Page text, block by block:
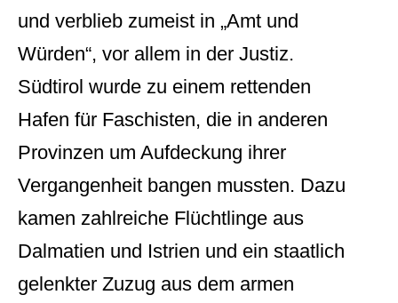
und verblieb zumeist in „Amt und
Würden“, vor allem in der Justiz.
Südtirol wurde zu einem rettenden
Hafen für Faschisten, die in anderen
Provinzen um Aufdeckung ihrer
Vergangenheit bangen mussten. Dazu
kamen zahlreiche Flüchtlinge aus
Dalmatien und Istrien und ein staatlich
gelenkter Zuzug aus dem armen